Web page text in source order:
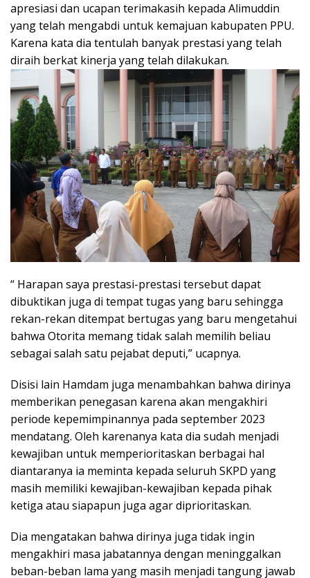
apresiasi dan ucapan terimakasih kepada Alimuddin
yang telah mengabdi untuk kemajuan kabupaten PPU.
Karena kata dia tentulah banyak prestasi yang telah
diraih berkat kinerja yang telah dilakukan.
“ Harapan saya prestasi-prestasi tersebut dapat
dibuktikan juga di tempat tugas yang baru sehingga
rekan-rekan ditempat bertugas yang baru mengetahui
bahwa Otorita memang tidak salah memilih beliau
sebagai salah satu pejabat deputi,” ucapnya.
Disisi lain Hamdam juga menambahkan bahwa dirinya
memberikan penegasan karena akan mengakhiri
periode kepemimpinannya pada september 2023
mendatang. Oleh karenanya kata dia sudah menjadi
kewajiban untuk memperioritaskan berbagai hal
diantaranya ia meminta kepada seluruh SKPD yang
masih memiliki kewajiban-kewajiban kepada pihak
ketiga atau siapapun juga agar diprioritaskan.
Dia mengatakan bahwa dirinya juga tidak ingin
mengakhiri masa jabatannya dengan meninggalkan
beban-beban lama yang masih menjadi tangung jawab